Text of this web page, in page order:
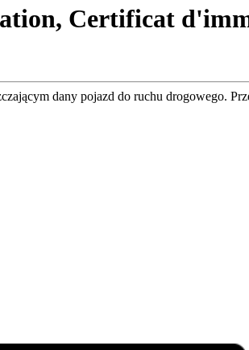
Certificat
dany pojazd do ruchu drogowego.